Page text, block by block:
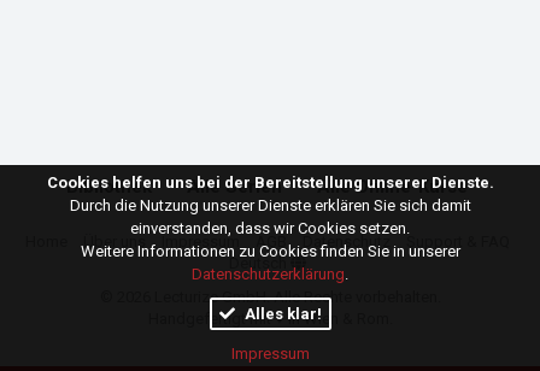
Bibliothek Alle Serien Alle Online-Kurse
Impressum Datenschutz
Deutsch
Lecturize GmbH. Alle Rechte vorbehalten.
Handgefertigt mit ♥ in Wien & Rom.
Cookies helfen uns bei der Bereitstellung unserer Dienste.
Durch die Nutzung unserer Dienste erklären Sie sich damit
einverstanden, dass wir Cookies setzen.
Weitere Informationen zu Cookies finden Sie in unserer
Datenschutzerklärung.
Alles klar!
Impressum